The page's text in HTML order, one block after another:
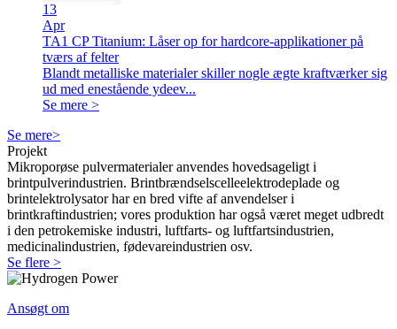
13
Apr
TA1 CP Titanium: Låser op for hardcore-applikationer på
tværs af felter
Blandt metalliske materialer skiller nogle ægte kraftværker sig
ud med enestående ydeev...
Se mere >
Se mere>
Projekt
Mikroporøse pulvermaterialer anvendes hovedsageligt i
brintpulverindustrien. Brintbrændselscelleelektrodeplade og
brintelektrolysator har en bred vifte af anvendelser i
brintkraftindustrien; vores produktion har også været meget udbredt
i den petrokemiske industri, luftfarts- og luftfartsindustrien,
medicinalindustrien, fødevareindustrien osv.
Se flere >
Ansøgt om